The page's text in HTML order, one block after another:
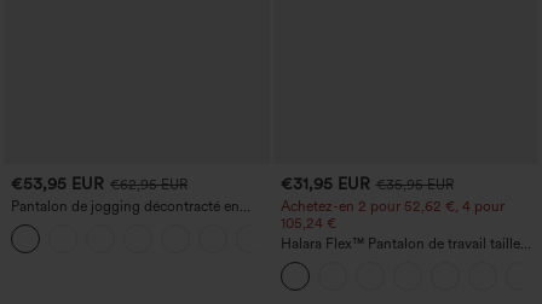
€53,95 EUR €62,95 EUR
Pantalon de jogging décontracté en
French terry à imprimé denim, taille mi-
haute, style jean, avec poches
€31,95 EUR €35,95 EUR
Achetez-en 2 pour 52,62 €, 4 pour
105,24 €
Halara Flex™ Pantalon de travail taille
haute sculptant la silhouette, gainant la
taille, avec poches, jambe large en
micro-gaufre